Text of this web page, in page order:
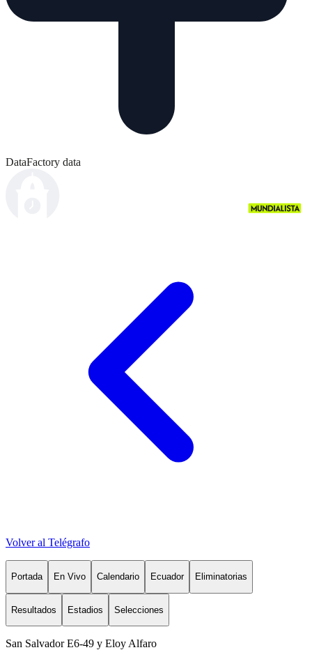
DataFactory data
Volver al Telégrafo
Portada En Vivo Calendario Ecuador Eliminatorias
Resultados Estadios Selecciones
San Salvador E6-49 y Eloy Alfaro